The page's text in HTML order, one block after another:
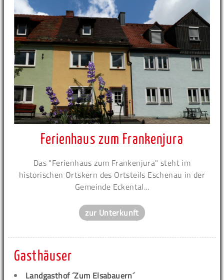
Ferienhaus zum Frankenjura
Das "Ferienhaus zum Frankenjura" steht im
historischen Ortskern des Ortsteils Eschenau in der
Gemeinde Eckental...
zur Unterkunft
Gasthäuser
Landgasthof ´Zum Elsabauern´